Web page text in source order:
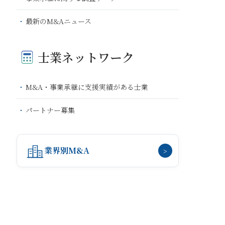
最新のM&Aニュース
士業ネットワーク
M&A・事業承継に支援実績がある士業
パートナー募集
業界別M&A >